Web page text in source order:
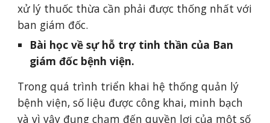
xử lý thuốc thừa cần phải được thống nhất với
ban giám đốc.
Bài học về sự hỗ trợ tinh thần của Ban
giám đốc bệnh viện.
Trong quá trình triển khai hệ thống quản lý
bệnh viện, số liệu được công khai, minh bạch
và vì vậy đụng chạm đến quyền lợi của một số